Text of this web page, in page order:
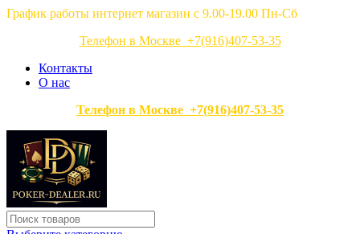
График работы интернет магазин с 9.00-19.00 Пн-Сб
Телефон в Москве +7(916)407-53-35
Контакты
О нас
Телефон в Москве +7(916)407-53-35